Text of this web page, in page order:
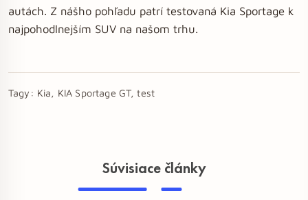
autách. Z nášho pohľadu patrí testovaná Kia Sportage k
najpohodlnejším SUV na našom trhu.
Tagy: Kia, KIA Sportage GT, test
Súvisiace články